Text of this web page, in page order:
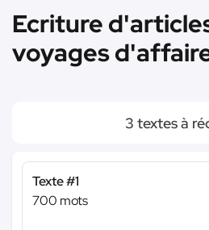
Ecriture
voyages
3 textes à
Texte #1
700 mots